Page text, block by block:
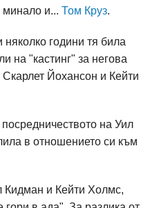
минало и... Том Круз.
години тя била
на "кастинг" за негова
Йохансон и Кейти
на Уил
в отношението си към
Кидман и Кейти Холмс,